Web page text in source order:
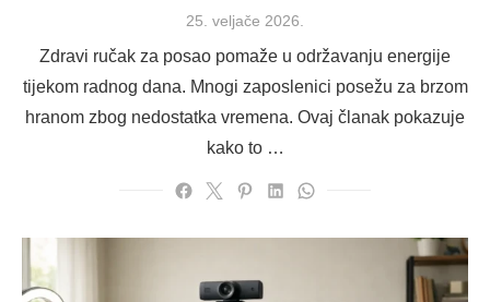
Posted
25. veljače 2026.
Zdravi ručak za posao pomaže u održavanju energije
tijekom radnog dana. Mnogi zaposlenici posežu za brzom
hranom zbog nedostatka vremena. Ovaj članak pokazuje
kako to …